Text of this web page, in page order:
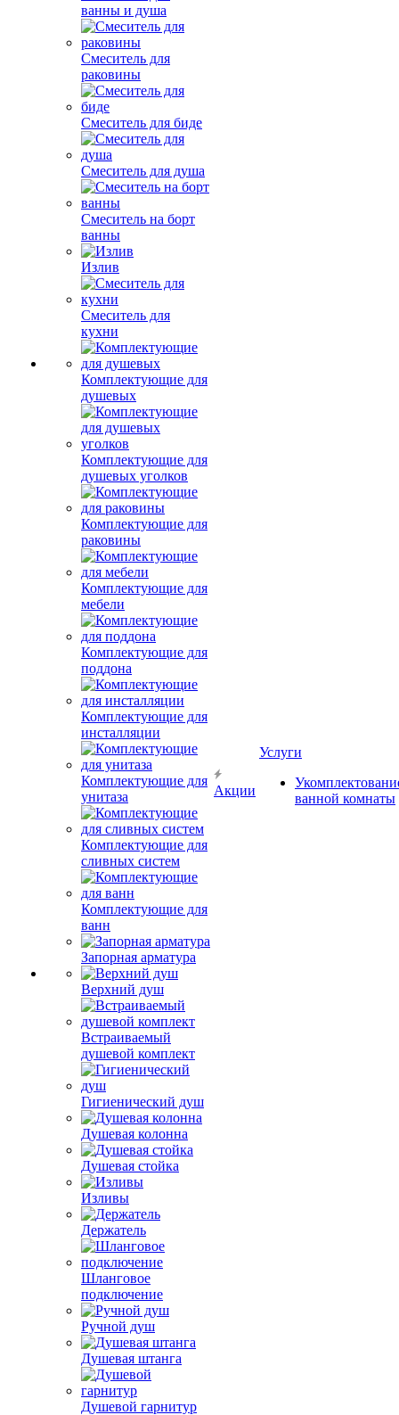
ванны и душа
Смеситель для
раковины
Смеситель для биде
Смеситель для душа
Смеситель на борт
ванны
Излив
Смеситель для
кухни
Комплектующие для
душевых
Комплектующие для
душевых уголков
Комплектующие для
раковины
Комплектующие для
мебели
Комплектующие для
поддона
Комплектующие для
инсталляции
Комплектующие для
унитаза
Комплектующие для
сливных систем
Комплектующие для
ванн
Запорная арматура
Верхний душ
Встраиваемый
душевой комплект
Гигиенический душ
Душевая колонна
Душевая стойка
Изливы
Держатель
Шланговое
подключение
Ручной душ
Душевая штанга
Душевой гарнитур
Акции
Услуги
ванной комнаты